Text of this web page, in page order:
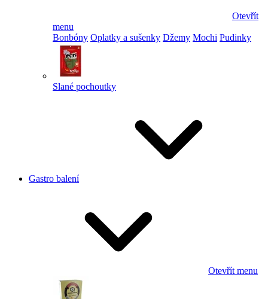
Otevřít
menu
Bonbóny Oplatky a sušenky Džemy Mochi Pudinky
Slané pochoutky
Gastro balení
Otevřít menu